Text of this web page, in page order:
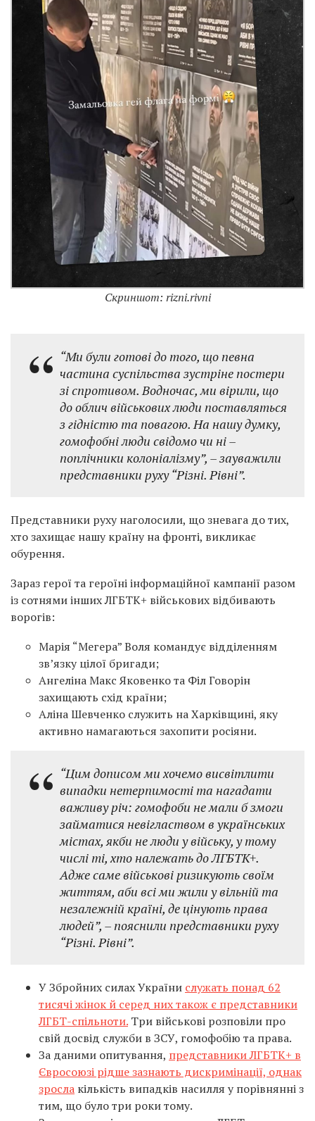
Скриншот: rizni.rivni
“Ми були готові до того, що певна
частина суспільства зустріне постери
зі спротивом. Водночас, ми вірили, що
до облич військових люди поставляться
з гідністю та повагою. На нашу думку,
гомофобні люди свідомо чи ні –
поплічники колоніалізму”, – зауважили
представники руху “Різні. Рівні”.
Представники руху наголосили, що зневага до тих,
хто захищає нашу країну на фронті, викликає
обурення.
Зараз герої та героїні інформаційної кампанії разом
із сотнями інших ЛГБТК+ військових відбивають
ворогів:
Марія “Мегера” Воля командує відділенням
зв’язку цілої бригади;
Ангеліна Макс Яковенко та Філ Говорін
захищають схід країни;
Аліна Шевченко служить на Харківщині, яку
активно намагаються захопити росіяни.
“Цим дописом ми хочемо висвітлити
випадки нетерпимості та нагадати
важливу річ: гомофоби не мали б змоги
займатися невіглаством в українських
містах, якби не люди у війську, у тому
числі ті, хто належать до ЛГБТК+.
Адже саме військові ризикують своїм
життям, аби всі ми жили у вільній та
незалежній країні, де цінують права
людей”, – пояснили представники руху
“Різні. Рівні”.
У Збройних силах України служать понад 62
тисячі жінок й серед них також є представники
ЛГБТ-спільноти. Три військові розповіли про
свій досвід служби в ЗСУ, гомофобію та права.
За даними опитування, представники ЛГБТК+ в
Євросоюзі рідше зазнають дискримінації, однак
зросла кількість випадків насилля у порівнянні з
тим, що було три роки тому.